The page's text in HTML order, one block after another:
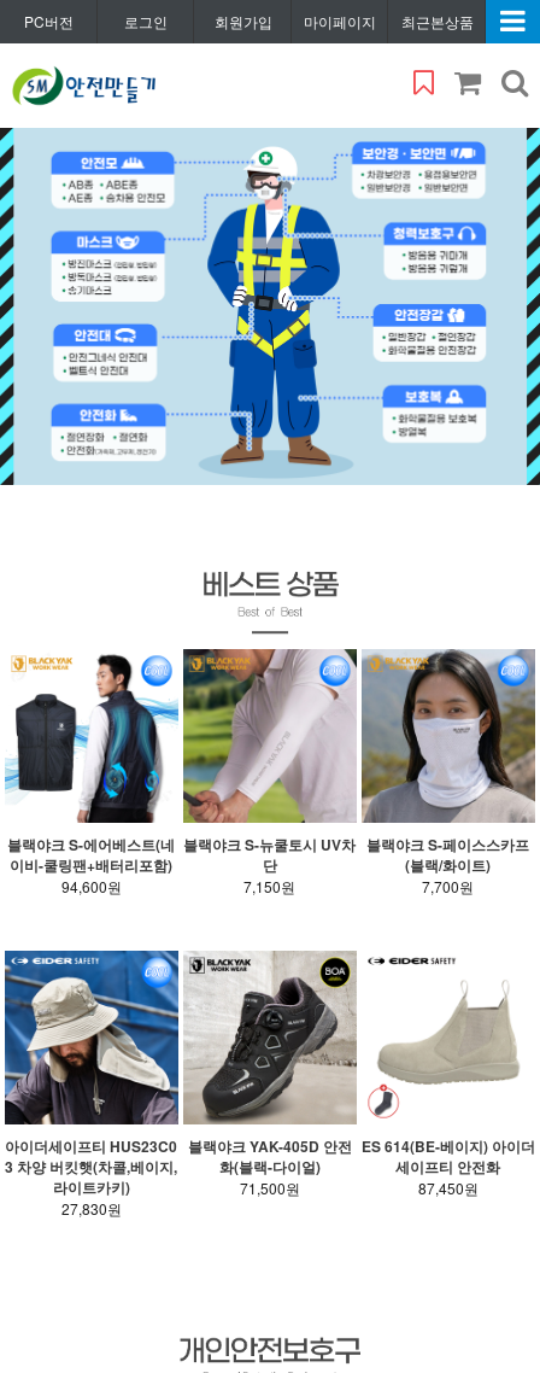
PC버전 로그인 회원가입 마이페이지 최근본상품
블랙야크 S-에어베스트(네
이비-쿨링팬+배터리포함)
94,600원
블랙야크 S-뉴쿨토시 UV차
단
7,150원
블랙야크 S-페이스스카프
(블랙/화이트)
7,700원
아이더세이프티 HUS23C0
3 차양 버킷햇(차콜,베이지,
라이트카키)
27,830원
블랙야크 YAK-405D 안전
화(블랙-다이얼)
71,500원
ES 614(BE-베이지) 아이더
세이프티 안전화
87,450원